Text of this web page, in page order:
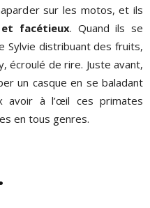
sur les motos, et ils
facétieux. Quand ils se
Sylvie distribuant des fruits,
écroulé de rire. Juste avant,
un casque en se baladant
avoir à l’œil ces primates
en tous genres.